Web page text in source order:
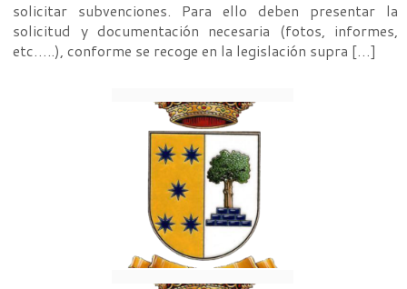
solicitar subvenciones. Para ello deben presentar la
solicitud y documentación necesaria (fotos, informes,
etc…..), conforme se recoge en la legislación supra […]